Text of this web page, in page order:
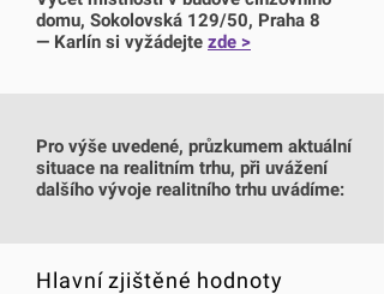
domu, Sokolovská 129/50, Praha 8
― Karlín si vyžádejte zde >
Pro výše uvedené, průzkumem aktuální
situace na realitním trhu, při uvážení
dalšího vývoje realitního trhu uvádíme:
Hlavní zjištěné hodnoty